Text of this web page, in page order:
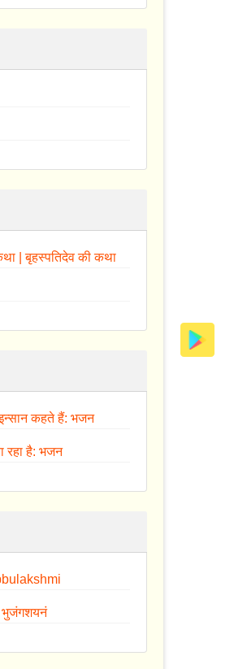
| बृहस्पतिदेव की कथा
कहते हैं: भजन
रहा है: भजन
भुजंगशयनं